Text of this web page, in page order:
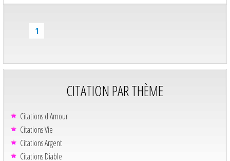
1
CITATION PAR THÈME
Citations d'Amour
Citations Vie
Citations Argent
Citations Diable